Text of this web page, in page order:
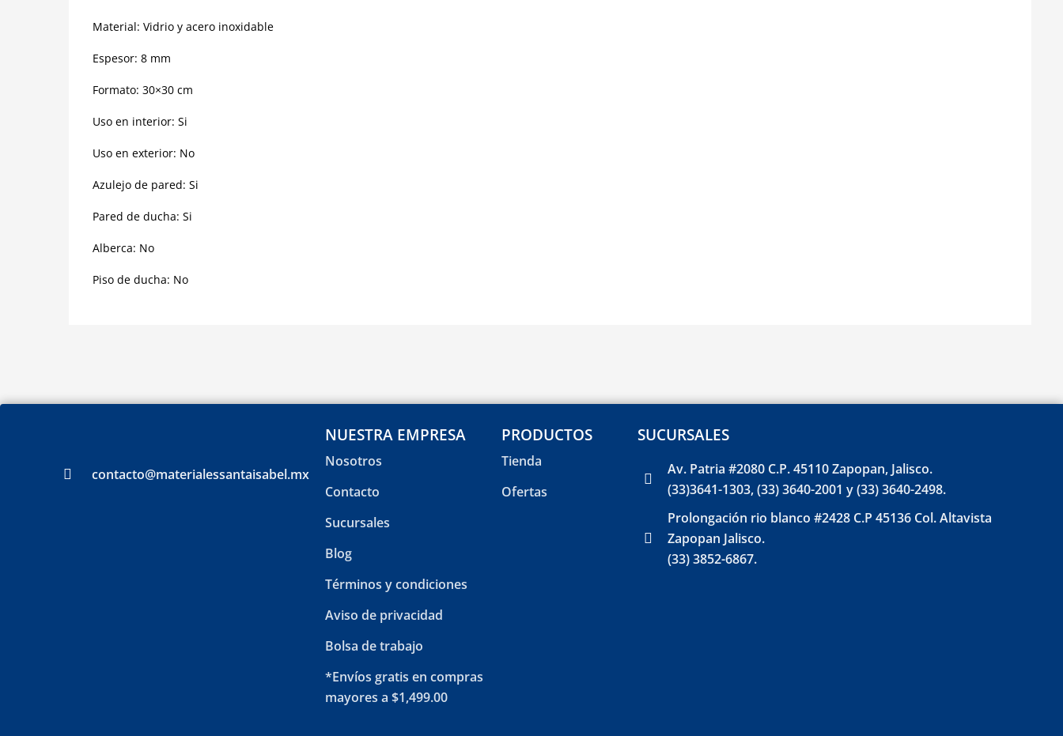
Material: Vidrio y acero inoxidable
Espesor: 8 mm
Formato: 30×30 cm
Uso en interior: Si
Uso en exterior: No
Azulejo de pared: Si
Pared de ducha: Si
Alberca: No
Piso de ducha: No
contacto@materialessantaisabel.mx
NUESTRA EMPRESA
Nosotros
Contacto
Sucursales
Blog
Términos y condiciones
Aviso de privacidad
Bolsa de trabajo
*Envíos gratis en compras
mayores a $1,499.00
PRODUCTOS
Tienda
Ofertas
SUCURSALES
Av. Patria #2080 C.P. 45110 Zapopan, Jalisco.
(33)3641-1303, (33) 3640-2001 y (33) 3640-2498.
Prolongación rio blanco #2428 C.P 45136 Col. Altavista
Zapopan Jalisco.
(33) 3852-6867.